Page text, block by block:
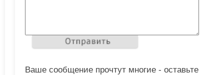
Ваше сообщение прочтут многие - оставьте